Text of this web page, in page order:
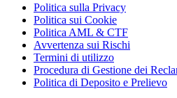
Politica sulla Privacy
Politica sui Cookie
Politica AML & CTF
Avvertenza sui Rischi
Termini di utilizzo
Procedura di Gestione dei
Politica di Deposito e Prelievo